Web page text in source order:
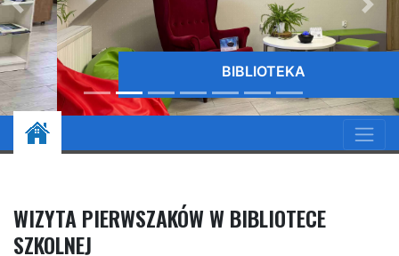
BIBLIOTEKA
WIZYTA PIERWSZAKÓW W BIBLIOTECE
SZKOLNEJ